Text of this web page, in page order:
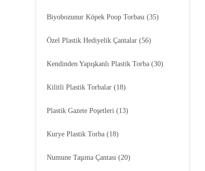
Biyobozunur Köpek Poop Torbası (35)
Özel Plastik Hediyelik Çantalar (56)
Kendinden Yapışkanlı Plastik Torba (30)
Kilitli Plastik Torbalar (18)
Plastik Gazete Poşetleri (13)
Kurye Plastik Torba (18)
Numune Taşıma Çantası (20)